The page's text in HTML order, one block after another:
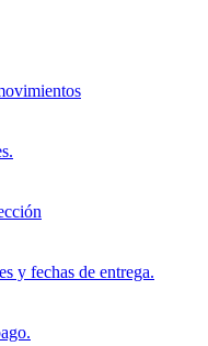
y fechas de entrega.